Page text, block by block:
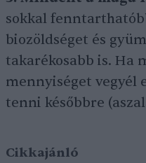
sokkal
biozöldséget és
takarékosabb is. Ha
mennyiséget vegyél
tenni későbbre
Cikkajánló